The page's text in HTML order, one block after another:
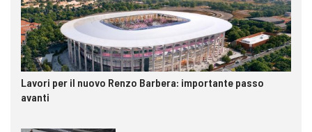
Lavori per il nuovo Renzo Barbera: importante passo
avanti